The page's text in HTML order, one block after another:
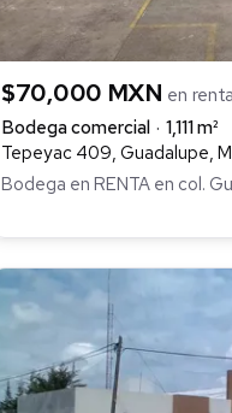
$70,000 MXN en renta
Bodega comercial
1,111 m²
Tepeyac 409, Guadalupe,
Bodega en RENTA en col.